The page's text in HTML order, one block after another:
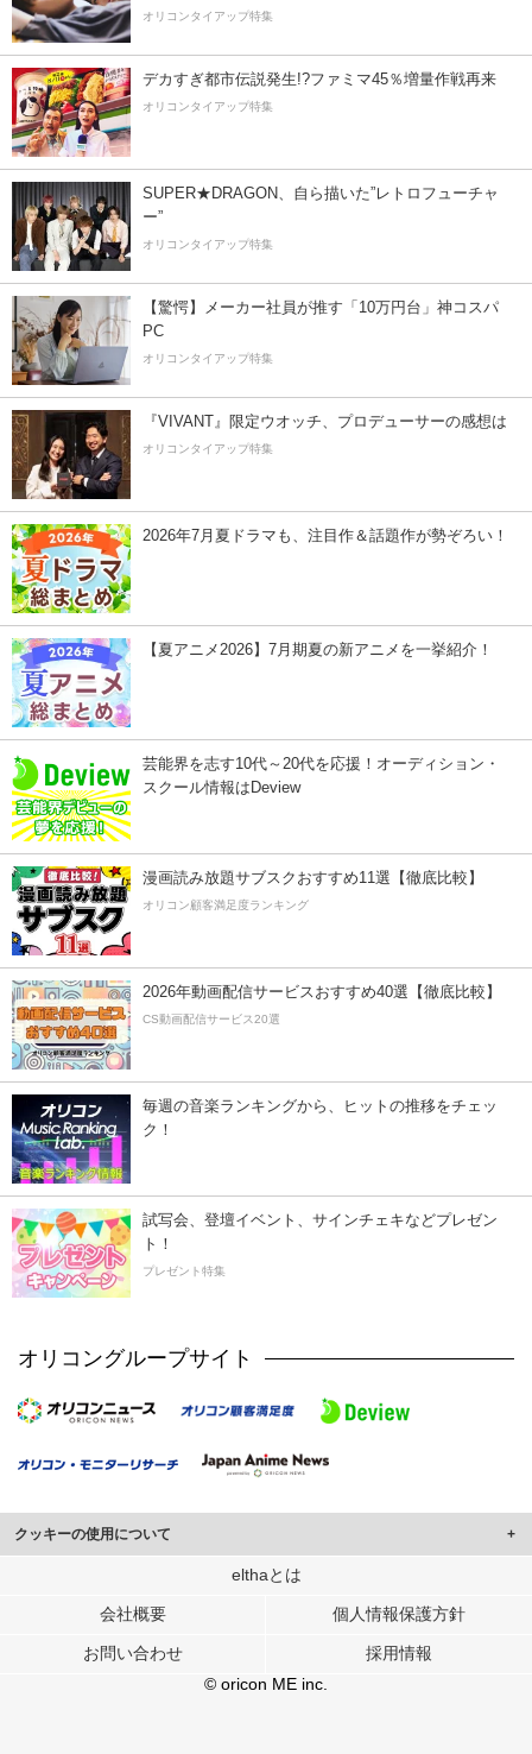
オリコンタイアップ特集
デカすぎ都市伝説発生!?ファミマ45％増量作戦再来
オリコンタイアップ特集
SUPER★DRAGON、自ら描いた”レトロフューチャ
ー”
オリコンタイアップ特集
【驚愕】メーカー社員が推す「10万円台」神コスパ
PC
オリコンタイアップ特集
『VIVANT』限定ウオッチ、プロデューサーの感想は
オリコンタイアップ特集
2026年7月夏ドラマも、注目作＆話題作が勢ぞろい！
【夏アニメ2026】7月期夏の新アニメを一挙紹介！
芸能界を志す10代～20代を応援！オーディション・
スクール情報はDeview
漫画読み放題サブスクおすすめ11選【徹底比較】
オリコン顧客満足度ランキング
2026年動画配信サービスおすすめ40選【徹底比較】
CS動画配信サービス20選
毎週の音楽ランキングから、ヒットの推移をチェッ
ク！
試写会、登壇イベント、サインチェキなどプレゼン
ト！
プレゼント特集
オリコングループサイト
クッキーの使用について
このサイトでは Cookie を使用して、ユーザーに合わせたコンテンツや広告の
行っています。
メディアや広告配信、データ解析の各パートナーに提供しています。
各パートナーは、この情報とユーザーが各パートナーに提供した他の情報や、
ユーザーが各パートナーのサービスを使用したときに収集した他の情報を組み
elthaとは
会社概要 個人情報保護方針
お問い合わせ
採用情報
© oricon ME inc.